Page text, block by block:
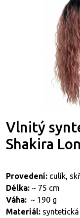
Vlnitý
Shakira
Provedení: culík,
Délka: ~ 75 cm
Váha: ~ 190 g
Materiál: